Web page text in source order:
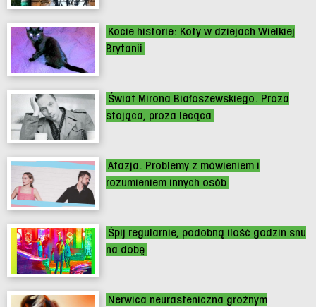
Kocie historie: Koty w dziejach Wielkiej
Brytanii
Świat Mirona Białoszewskiego. Proza
stojąca, proza lecąca
Afazja. Problemy z mówieniem i
rozumieniem innych osób
Śpij regularnie, podobną ilość godzin snu
na dobę
Nerwica neurasteniczna groźnym